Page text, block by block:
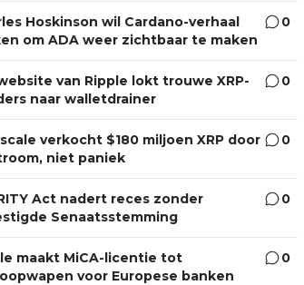
Hoskinson wil Cardano-verhaal
om ADA weer zichtbaar te maken
0
van Ripple lokt trouwe XRP-
naar walletdrainer
0
verkocht $180 miljoen XRP door
niet paniek
0
Act nadert reces zonder
Senaatsstemming
0
maakt MiCA-licentie tot
voor Europese banken
0